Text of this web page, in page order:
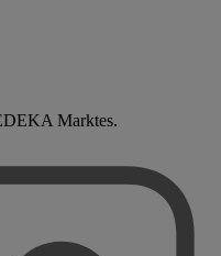
Marktes.